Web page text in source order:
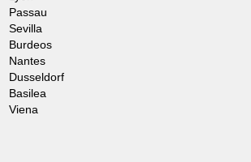
Passau
Sevilla
Burdeos
Nantes
Dusseldorf
Basilea
Viena